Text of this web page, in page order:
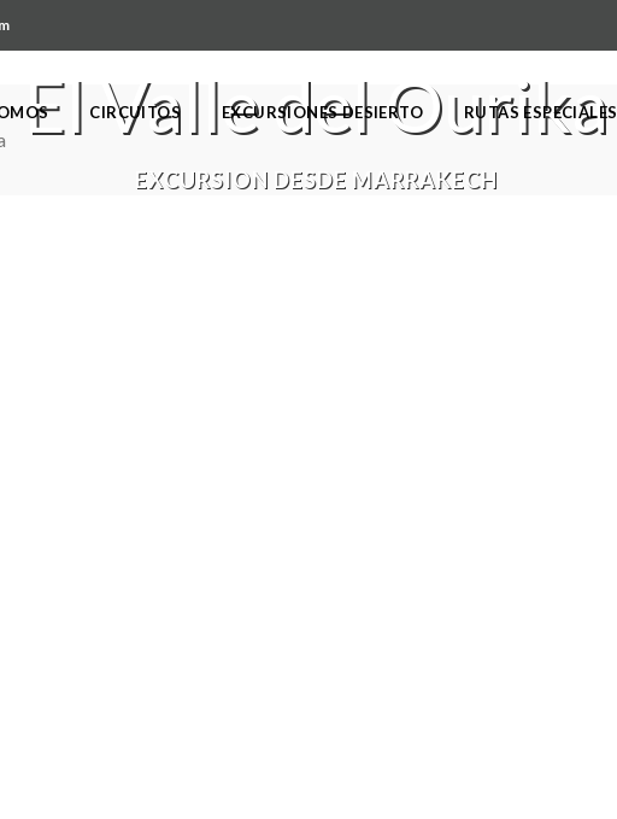
CIRCUITOS EXCURSIONES DESIERTO RUTAS ESPECIALES
El Valle del Ourika
EXCURSION DESDE MARRAKECH